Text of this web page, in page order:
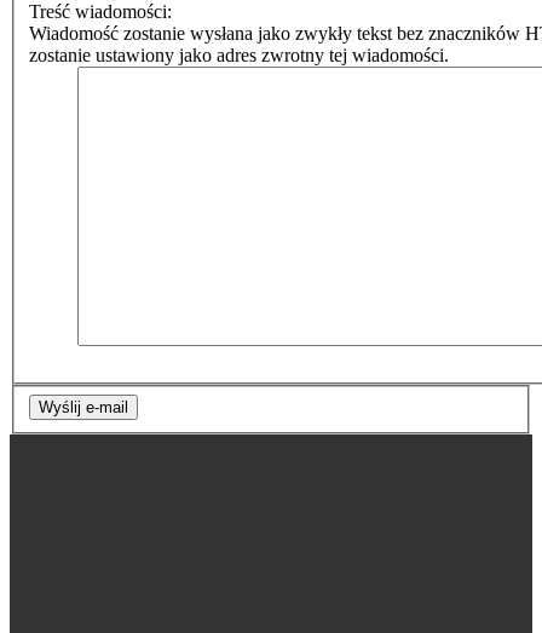
Treść wiadomości:
Wiadomość zostanie wysłana jako zwykły tekst bez znaczników
zostanie ustawiony jako adres zwrotny tej wiadomości.